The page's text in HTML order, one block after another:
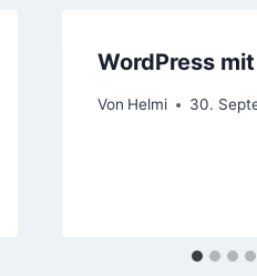
WordPress
Von Helmi 30.